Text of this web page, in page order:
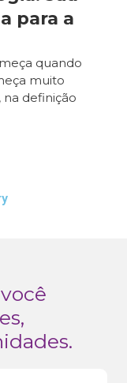
para a
quando
muito
na definição